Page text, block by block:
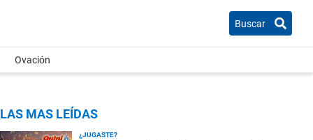
Buscar
Ovación
LAS MAS LEÍDAS
¿JUGASTE?